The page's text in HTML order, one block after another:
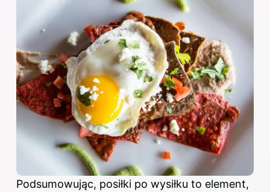
Podsumowując, posiłki po wysiłku to element,